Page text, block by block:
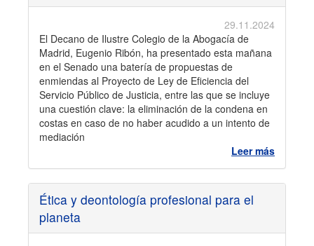
29.11.2024
El Decano de Ilustre Colegio de la Abogacía de
Madrid, Eugenio Ribón, ha presentado esta mañana
en el Senado una batería de propuestas de
enmiendas al Proyecto de Ley de Eficiencia del
Servicio Público de Justicia, entre las que se incluye
una cuestión clave: la eliminación de la condena en
costas en caso de no haber acudido a un intento de
mediación
Leer más
Ética y deontología profesional para el
planeta